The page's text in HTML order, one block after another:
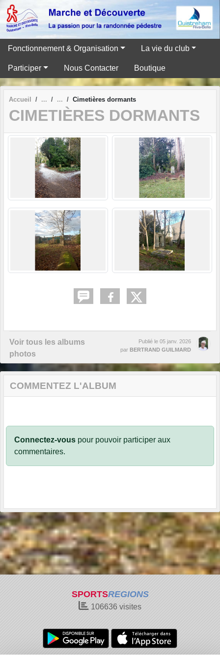
Fonctionnement & Organisation La vie du club
Participer Nous Contacter Boutique
Accueil Cimetières dormants
CIMETIÈRES DORMANTS
Voir tous les albums
photos
Publié le 05 janv. 2026
par BERTRAND GUILMARD
COMMENTEZ L'ALBUM
Connectez-vous pour pouvoir participer aux
commentaires.
SPORTSREGIONS
106636 visites
Panneau de gestion des cookies